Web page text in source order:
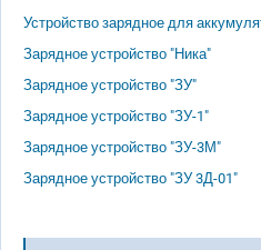
Устройство зарядное для
Зарядное устройство "Ника"
Зарядное устройство "ЗУ"
Зарядное устройство "ЗУ-1"
Зарядное устройство "ЗУ-3М"
Зарядное устройство "ЗУ 3Д-01"